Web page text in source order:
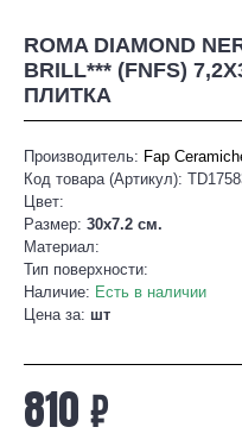
ROMA DIAMOND
BRILL*** (FNFS)
ПЛИТКА
Производитель: Fap
Код товара (Артикул):
Цвет:
Размер: 30x7.2 см.
Материал:
Тип поверхности:
Наличие: Есть в наличии
Цена за: шт
810 ₽